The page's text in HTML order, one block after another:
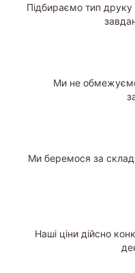
Підбираємо тип друку
Ми не обмежуємо
Ми беремося за
Наші ціни дійсно